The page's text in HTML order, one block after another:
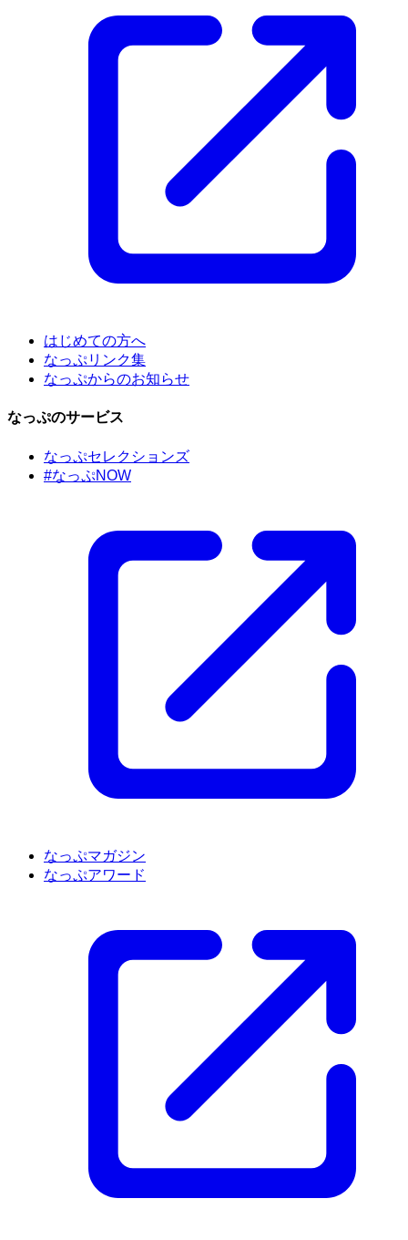
はじめての方へ
なっぷリンク集
なっぷからのお知らせ
なっぷのサービス
なっぷセレクションズ
#なっぷNOW
なっぷマガジン
なっぷアワード